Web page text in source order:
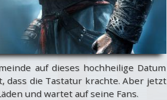
auf dieses hochheilige Datum
dass die Tastatur krachte. Aber jetzt
und wartet auf seine Fans.